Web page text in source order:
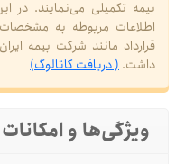
بیمه تکمیلی می‌نمایند. در
اطلاعات مربوطه به
قرارداد مانند شرکت بیمه
داشت.( دریافت کاتالوگ)
ویژگی‌ها و امکانات